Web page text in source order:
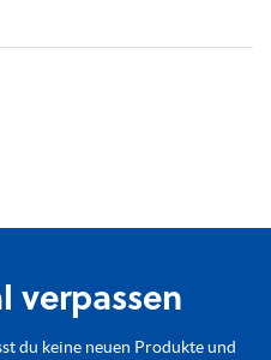
verpassen
du keine neuen Produkte und